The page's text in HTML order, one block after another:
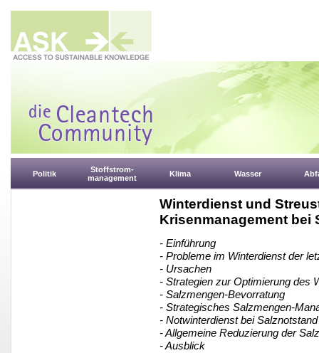
Politik
Stoffstrom-
management
Klima Wasser
Winterdienst und
Krisenmanagement bei
- Einführung
- Probleme im Winterdienst der
- Ursachen
- Strategien zur Optimierung des
- Salzmengen-Bevorratung
- Strategisches Salzmengen-
- Notwinterdienst bei Salznotstand
- Allgemeine Reduzierung der
- Ausblick